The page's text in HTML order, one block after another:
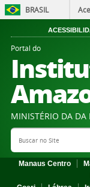
BRASIL
Portal do
MINISTÉRIO DA DA
Search Site
Manaus Centro